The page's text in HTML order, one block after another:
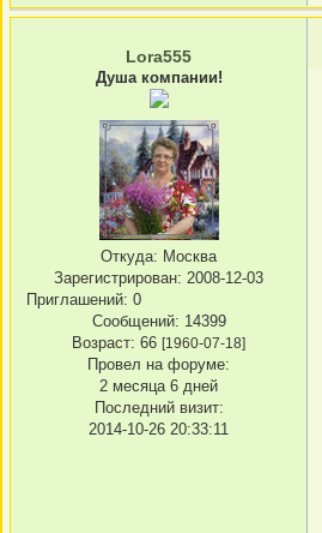
Lora555
Душа компании!
Откуда: Москва
Зарегистрирован: 2008-12-03
Приглашений: 0
Сообщений: 14399
Возраст: 66 [1960-07-18]
Провел на форуме:
2 месяца 6 дней
Последний визит:
2014-10-26 20:33:11